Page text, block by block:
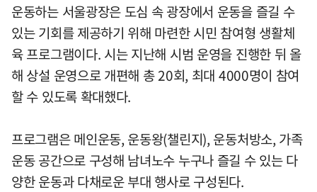
운동하는 서울광장은 도심 속 광장에서 운동을 즐길 수
있는 기회를 제공하기 위해 마련한 시민 참여형 생활체
육 프로그램이다. 시는 지난해 시범 운영을 진행한 뒤 올
해 상설 운영으로 개편해 총 20회, 최대 4000명이 참여
할 수 있도록 확대했다.
프로그램은 메인운동, 운동왕(챌린지), 운동처방소, 가족
운동 공간으로 구성해 남녀노수 누구나 즐길 수 있는 다
양한 운동과 다채로운 부대 행사로 구성된다.